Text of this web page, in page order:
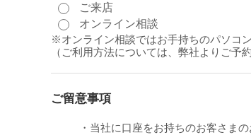
ご来店
オンライン相談
※オンライン相談ではお手持ちのパソコ
（ご利用方法については、弊社よりご予
ご留意事項
・当社に口座をお持ちのお客さま